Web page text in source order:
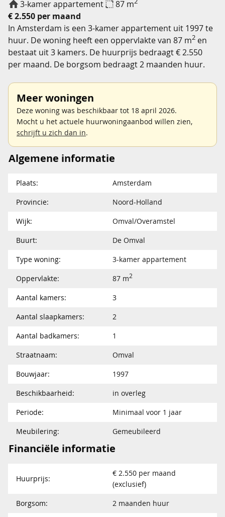
3-kamer appartement 87 m
€ 2.550 per maand
In Amsterdam is een 3-kamer appartement uit 1997 te
huur. De woning heeft een oppervlakte van 87 m2 en
bestaat uit 3 kamers. De huurprijs bedraagt € 2.550
per maand. De borgsom bedraagt 2 maanden huur.
Meer woningen
Deze woning was beschikbaar tot 18 april 2026.
Mocht u het actuele huurwoningaanbod willen zien,
schrijft u zich dan in.
Algemene informatie
Plaats:
Amsterdam
Provincie:
Noord-Holland
Wijk:
Omval/Overamstel
Buurt:
De Omval
Type woning:
3-kamer appartement
Oppervlakte:
87 m2
Aantal kamers:
3
Aantal slaapkamers:
2
Aantal badkamers:
1
Straatnaam:
Omval
Bouwjaar:
1997
Beschikbaarheid:
in overleg
Periode:
Minimaal voor 1 jaar
Meubilering:
Gemeubileerd
Financiële informatie
Huurprijs:
€ 2.550 per maand
(exclusief)
Borgsom:
2 maanden huur